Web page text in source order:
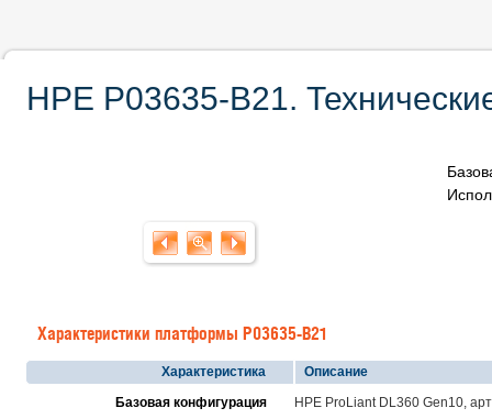
HPE P03635-B21.
Характеристики платформы P03635-B21
Характеристика
Описание
Базовая конфигурация
HPE ProLiant DL360 Gen10,